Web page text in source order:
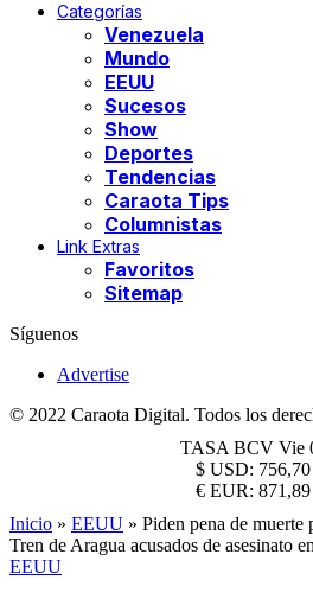
Categorías
Venezuela
Mundo
EEUU
Sucesos
Show
Deportes
Tendencias
Caraota Tips
Columnistas
Link Extras
Favoritos
Sitemap
Síguenos
Advertise
© 2022 Caraota Digital. Todos los
TASA BCV Vie
$ USD:
€ EUR:
Inicio » EEUU » Piden pena de muerte
Tren de Aragua acusados de asesinato
EEUU